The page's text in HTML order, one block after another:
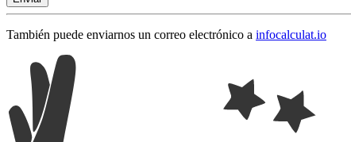
También puede enviarnos un correo electrónico a infocalculat.io